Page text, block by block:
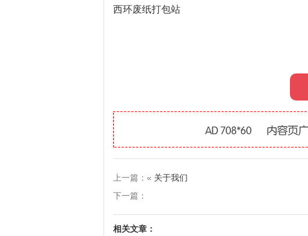
西环废纸打包站
上一篇：« 关于我们
下一篇：
相关文章：